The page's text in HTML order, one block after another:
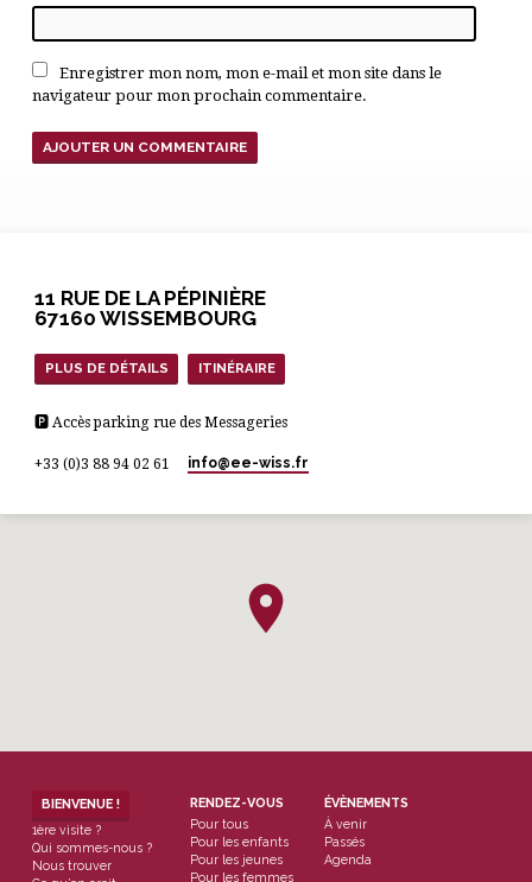
Enregistrer mon nom, mon e-mail et mon site dans le
navigateur pour mon prochain commentaire.
11 RUE DE LA PÉPINIÈRE
67160 WISSEMBOURG
PLUS DE DÉTAILS ITINÉRAIRE
🅿 Accès parking rue des Messageries
+33 (0)3 88 94 02 61 info​@ee-wiss.fr
BIENVENUE !
1ère visite ?
Qui sommes-nous ?
Nous trouver
RENDEZ-VOUS
Pour tous
Pour les enfants
Pour les jeunes
Pour les femmes
ÉVÈNEMENTS
À venir
Passés
Agenda